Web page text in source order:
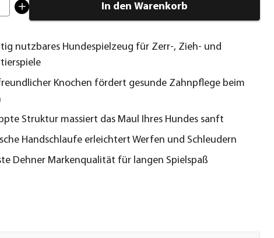
In den Warenkorb
nutzbares Hundespielzeug für Zerr-, Zieh- und
Knochen fördert gesunde Zahnpflege beim
Struktur massiert das Maul Ihres Hundes sanft
Handschlaufe erleichtert Werfen und Schleudern
Dehner Markenqualität für langen Spielspaß